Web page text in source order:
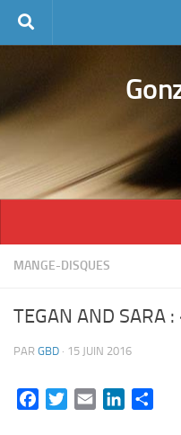
Skip to content
MANGE-DISQUES
TEGAN AND SARA
PAR GBD · 15 JUIN 2016
FacebookTwitterEmail LinkedIn